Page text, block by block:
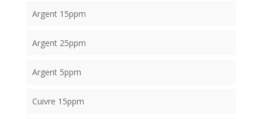
Argent 15ppm
Argent 25ppm
Argent 5ppm
Cuivre 15ppm